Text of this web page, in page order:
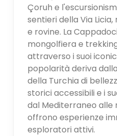
Çoruh e
sentieri della Via
e rovine. La
mongolfiera e
attraverso i suoi
popolarità deriva
della Turchia di
storici accessibili e i
dal Mediterraneo
offrono esperienze
esploratori attivi.